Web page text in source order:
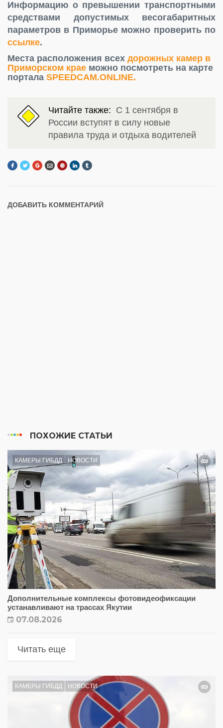
Информацию о превышении транспортными
средствами допустимых весогабаритных
параметров в Приморье можно проверить по
ссылке.
Места расположения всех дорожных камер в
Приморском крае можно посмотреть на карте
портала SPEEDCAM.ONLINE.
Читайте также: С 1 сентября в
России вступят в силу новые
правила труда и отдыха водителей
ДОБАВИТЬ КОММЕНТАРИЙ
ПОХОЖИЕ СТАТЬИ
КАМЕРЫ ГИБДД НОВОСТИ
Дополнительные комплексы фотовидеофиксации
устанавливают на трассах Якутии
07.08.2026
Читать еще
КАМЕРЫ ГИБДД НОВОСТИ